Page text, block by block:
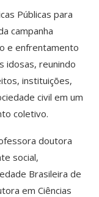
Públicas para
campanha
e enfrentamento
idosas, reunindo
instituições,
civil em um
coletivo.
doutora
social,
Brasileira de
em Ciências